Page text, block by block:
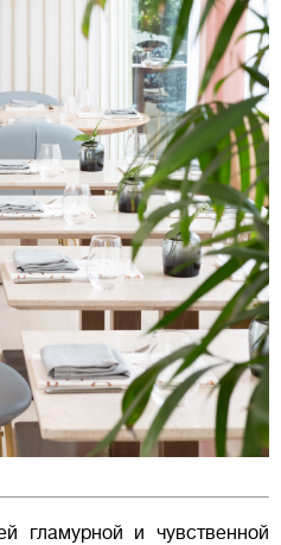
гламурной и чувственной